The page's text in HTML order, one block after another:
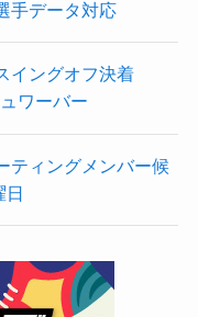
手データ対応
イングオフ決着
ワーバー
ティングメンバー候
日